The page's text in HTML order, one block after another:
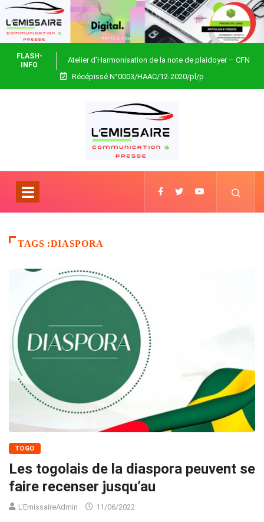
FLASH-
INFO
Atelier d’Harmonisation de la note de plaidoyer – CFN
Togo
Récépissé N°0003/HAAC/12-2020/pl/p
TAGS :DIASPORA
TOGO
Les togolais de la diaspora peuvent se
faire recenser jusqu’au
L'EmissaireAdmin 11/06/2022